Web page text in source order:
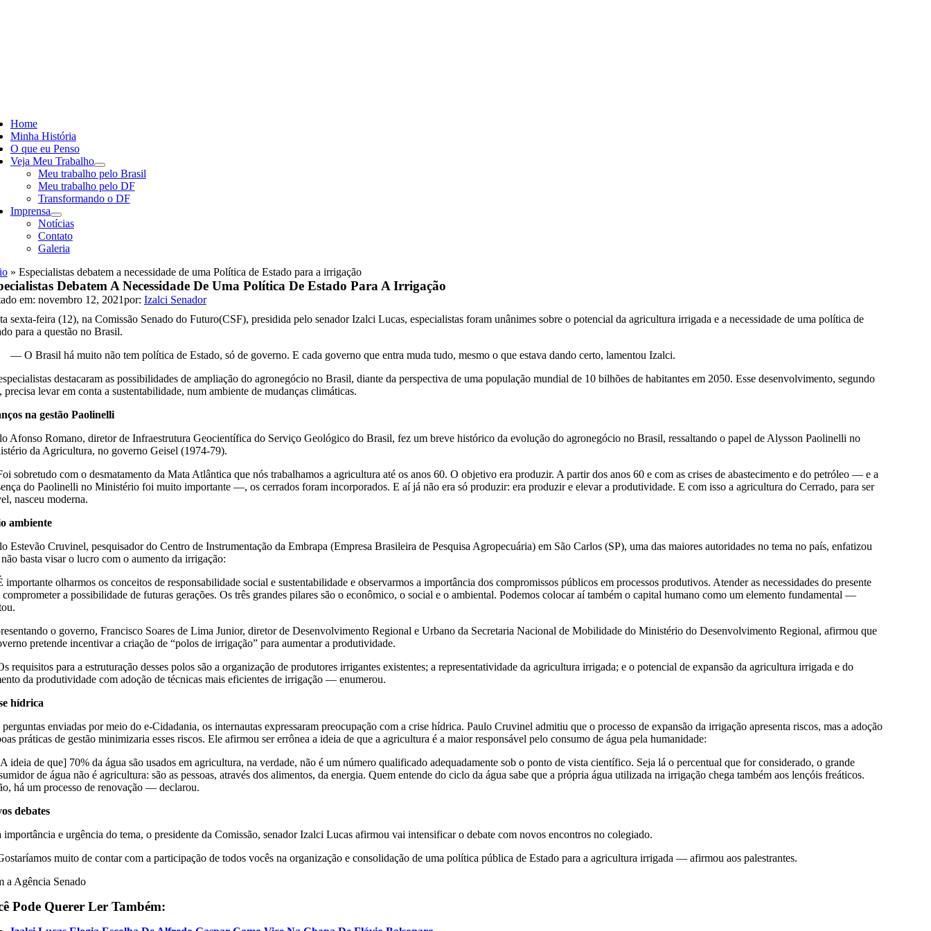
Home
Minha História
O que eu Penso
Veja Meu Trabalho
Meu trabalho pelo Brasil
Meu trabalho pelo DF
Transformando o DF
Imprensa
Notícias
Contato
Galeria
» Especialistas debatem a necessidade de uma Política de Estado para a irrigação
Debatem A Necessidade De Uma Política De Estado Para A Irrigação
em: novembro 12, 2021por: Izalci Senador
sexta-feira (12), na Comissão Senado do Futuro(CSF), presidida pelo senador Izalci Lucas, especialistas foram unânimes sobre o potencial da agricultura irrigada e a necessidade de uma política de
para a questão no Brasil.
— O Brasil há muito não tem política de Estado, só de governo. E cada governo que entra muda tudo, mesmo o que estava dando certo, lamentou Izalci.
destacaram as possibilidades de ampliação do agronegócio no Brasil, diante da perspectiva de uma população mundial de 10 bilhões de habitantes em 2050. Esse desenvolvimento, segundo
precisa levar em conta a sustentabilidade, num ambiente de mudanças climáticas.
na gestão Paolinelli
Afonso Romano, diretor de Infraestrutura Geocientífica do Serviço Geológico do Brasil, fez um breve histórico da evolução do agronegócio no Brasil, ressaltando o papel de Alysson Paolinelli no
da Agricultura, no governo Geisel (1974-79).
sobretudo com o desmatamento da Mata Atlântica que nós trabalhamos a agricultura até os anos 60. O objetivo era produzir. A partir dos anos 60 e com as crises de abastecimento e do petróleo — e a
do Paolinelli no Ministério foi muito importante —, os cerrados foram incorporados. E aí já não era só produzir: era produzir e elevar a produtividade. E com isso a agricultura do Cerrado, para ser
nasceu moderna.
ambiente
Estevão Cruvinel, pesquisador do Centro de Instrumentação da Embrapa (Empresa Brasileira de Pesquisa Agropecuária) em São Carlos (SP), uma das maiores autoridades no tema no país, enfatizou
basta visar o lucro com o aumento da irrigação:
olharmos os conceitos de responsabilidade social e sustentabilidade e observarmos a importância dos compromissos públicos em processos produtivos. Atender as necessidades do presente
comprometer a possibilidade de futuras gerações. Os três grandes pilares são o econômico, o social e o ambiental. Podemos colocar aí também o capital humano como um elemento fundamental —
o governo, Francisco Soares de Lima Junior, diretor de Desenvolvimento Regional e Urbano da Secretaria Nacional de Mobilidade do Ministério do Desenvolvimento Regional, afirmou que
pretende incentivar a criação de “polos de irrigação” para aumentar a produtividade.
requisitos para a estruturação desses polos são a organização de produtores irrigantes existentes; a representatividade da agricultura irrigada; e o potencial de expansão da agricultura irrigada e do
da produtividade com adoção de técnicas mais eficientes de irrigação — enumerou.
hídrica
perguntas enviadas por meio do e-Cidadania, os internautas expressaram preocupação com a crise hídrica. Paulo Cruvinel admitiu que o processo de expansão da irrigação apresenta riscos, mas a adoção
práticas de gestão minimizaria esses riscos. Ele afirmou ser errônea a ideia de que a agricultura é a maior responsável pelo consumo de água pela humanidade:
ideia de que] 70% da água são usados em agricultura, na verdade, não é um número qualificado adequadamente sob o ponto de vista científico. Seja lá o percentual que for considerado, o grande
de água não é agricultura: são as pessoas, através dos alimentos, da energia. Quem entende do ciclo da água sabe que a própria água utilizada na irrigação chega também aos lençóis freáticos.
há um processo de renovação — declarou.
debates
importância e urgência do tema, o presidente da Comissão, senador Izalci Lucas afirmou vai intensificar o debate com novos encontros no colegiado.
muito de contar com a participação de todos vocês na organização e consolidação de uma política pública de Estado para a agricultura irrigada — afirmou aos palestrantes.
a Agência Senado
Pode Querer Ler Também: